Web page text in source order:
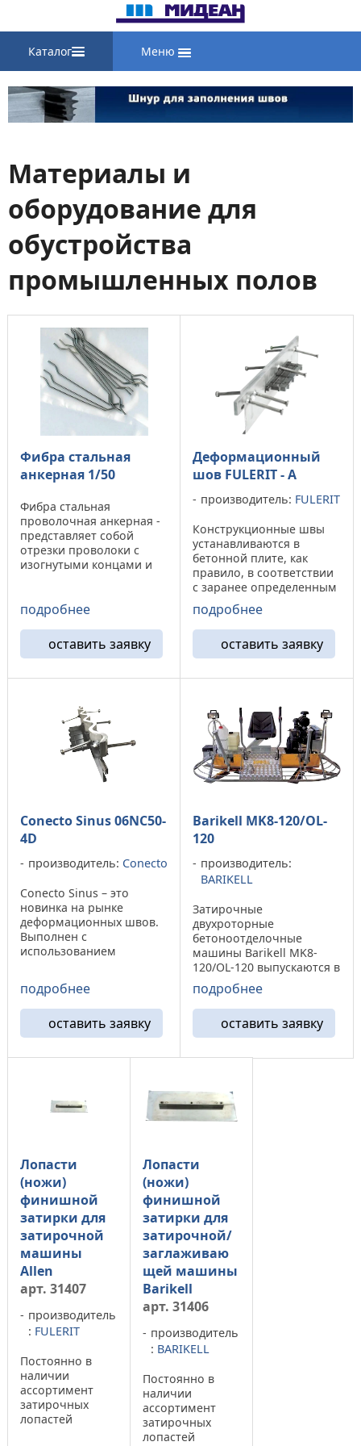
Каталог Меню
Материалы и
оборудование для
обустройства
промышленных полов
Фибра стальная
анкерная 1/50
Фибра стальная
проволочная анкерная -
представляет собой
отрезки проволоки с
изогнутыми концами и
смеси и бетона. Область
Анкерная стальная фибра
проволоки ...
подробнее
оставить заявку
Деформационный
шов FULERIT - A
производитель: FULERIT
Конструкционные швы
устанавливаются в
бетонной плите, как
правило, в соответствии
с заранее определенным
проектом. Они должны
быть разработаны для
того, чтобы обеспечить
перемещения между
обеих сторон плиты, но,
в в то же время, они
подробнее
оставить заявку
Сonecto Sinus 06NC50-
4D
производитель: Conecto
Conecto Sinus – это
новинка на рынке
деформационных швов.
Выполнен с
использованием
качества. Конструкция
шва выполнена таким
образом, что создается
ощущение полного
отсутствия
подробнее
оставить заявку
Barikell MK8-120/OL-
120
производитель:
BARIKELL
Затирочные
двухроторные
бетоноотделочные
машины Barikell MK8-
120/OL-120 выпускаются в
двух модификациях
отличие которых состоит
в расположение
лопастей. На затирочной
машине BARIKELL OL-120
пересекающееся
подробнее
оставить заявку
Лопасти
(ножи)
финишной
затирки для
затирочной
машины
Allen
арт. 31407
производитель
: FULERIT
Постоянно в
наличии
ассортимент
затирочных
лопастей
Лопасти
(ножи)
финишной
затирки для
затирочной/
заглаживаю
щей машины
Barikell
арт. 31406
производитель
: BARIKELL
Постоянно в
наличии
ассортимент
затирочных
лопастей